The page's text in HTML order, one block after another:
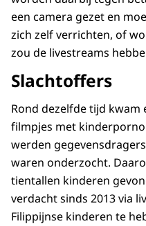
een camera gezet en
zich zelf verrichten, of
zou de livestreams
Slachtoffers
Rond dezelfde tijd kwam
filmpjes met
werden
waren onderzocht.
tientallen kinderen
verdacht sinds 2013 via
Filippijnse kinderen te